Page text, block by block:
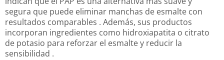
segura que puede eliminar manchas de esmalte con
resultados comparables . Además, sus productos
incorporan ingredientes como hidroxiapatita o citrato
de potasio para reforzar el esmalte y reducir la
sensibilidad .